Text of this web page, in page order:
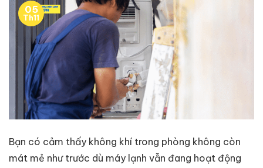
05
Th11
Bạn có cảm thấy không khí trong phòng không còn
mát mẻ như trước dù máy lạnh vẫn đang hoạt động